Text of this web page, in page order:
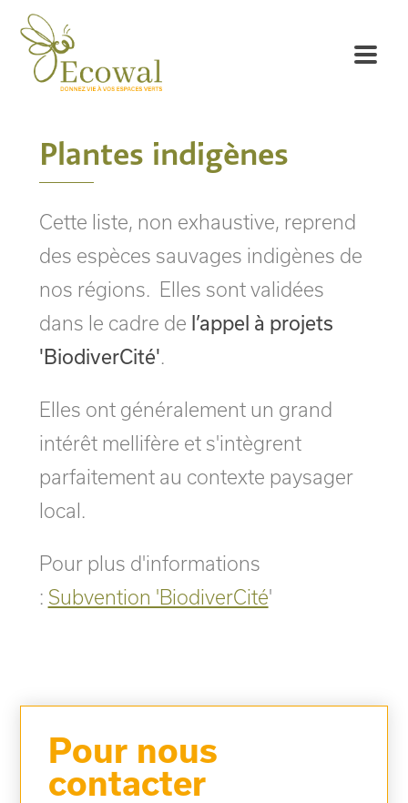
Plantes indigènes
Cette liste, non exhaustive, reprend
des espèces sauvages indigènes de
nos régions. Elles sont validées
dans le cadre de l’appel à projets
'BiodiverCité'
Elles ont généralement un grand
intérêt mellifère et s'intègrent
parfaitement au contexte paysager
local.
Pour plus d'informations
: Subvention 'BiodiverCité'
Pour nous
contacter